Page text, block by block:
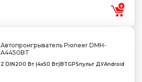
Автопроигрыватель Pioneer DMH-
A4450BT
2 DIN 200 Вт (4x50 Вт) BTGPSпульт ДУAndroid